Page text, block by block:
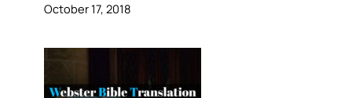
October 17, 2018